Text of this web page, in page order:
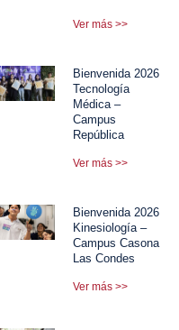
Ver más >>
Bienvenida 2026
Tecnología
Médica –
Campus
República
Ver más >>
Bienvenida 2026
Kinesiología –
Campus Casona
Las Condes
Ver más >>